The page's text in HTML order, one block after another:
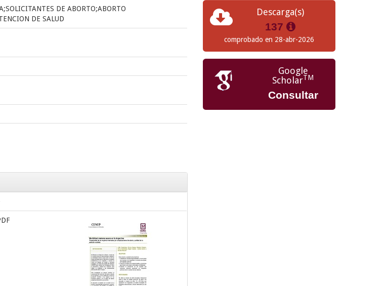
DE ABORTO;ABORTO
DE SALUD
Descarga(s)
137
comprobado en 28-abr-2026
Google
ScholarTM
Consultar